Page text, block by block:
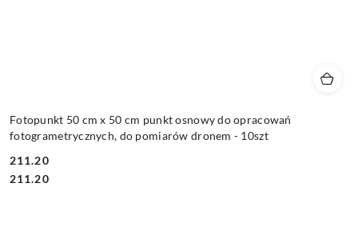
Fotopunkt 50 cm x 50 cm punkt osnowy do opracowań
fotogrametrycznych, do pomiarów dronem - 10szt
Cena:
211.20
Cena:
211.20